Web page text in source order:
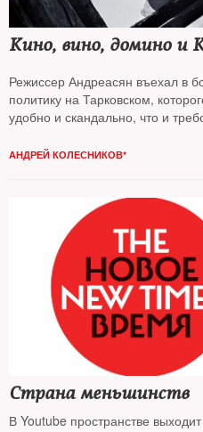
Кино, вино, домино и
Режиссер Андреасян въехал в
политику на Тарковском,
удобно и скандально, что и
АНДРЕЙ КОЛЕСНИКОВ*
Страна меньшинств
В Youtube пространстве